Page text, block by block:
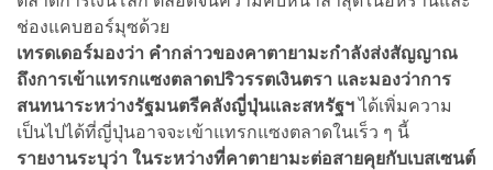
ช่องแคบฮอร์มุซด้วย
เทรดเดอร์มองว่า คำกล่าวของคาตายามะกำลังส่งสัญญาณ
ถึงการเข้าแทรกแซงตลาดปริวรรตเงินตรา และมองว่าการ
สนทนาระหว่างรัฐมนตรีคลังญี่ปุ่นและสหรัฐฯได้เพิ่มความ
เป็นไปได้ที่ญี่ปุ่นอาจจะเข้าแทรกแซงตลาดในเร็ว ๆ นี้
รายงานระบุว่า ในระหว่างที่คาตายามะต่อสายคุยกับเบสเซนต์